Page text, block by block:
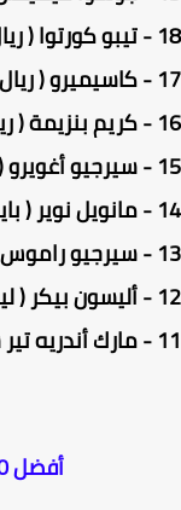
89
89
89
89
89
أفضل 10 لاعب في فيفا 2021 FIFA